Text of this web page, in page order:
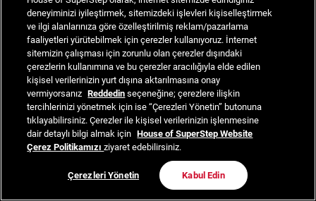
deneyiminizi iyileştirmek, sitemizdeki işlevleri kişiselleştirmek
ve ilgi alanlarınıza göre özelleştirilmiş reklam/pazarlama
faaliyetleri yürütebilmek için çerezler kullanıyoruz. İnternet
sitemizin çalışması için zorunlu olan çerezler dışındaki
çerezlerin kullanımına ve bu çerezler aracılığıyla elde edilen
kişisel verilerinizin yurt dışına aktarılmasına onay
vermiyorsanız Reddedin seçeneğine; çerezlere ilişkin
tercihlerinizi yönetmek için ise “Çerezleri Yönetin” butonuna
tıklayabilirsiniz. Çerezler ile kişisel verilerinizin işlenmesine
dair detaylı bilgi almak için House of SuperStep Website
Çerez Politikamızıziyaret edebilirsiniz.
Çerezleri Yönetin Kabul Edin